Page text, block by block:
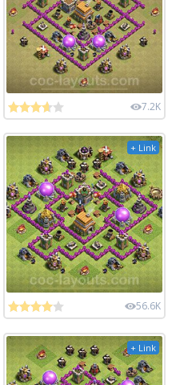
7.2K
+ Link
56.6K
+ Link